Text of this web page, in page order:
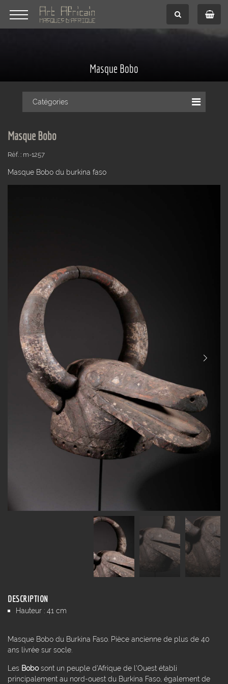
Masque Bobo
Catégories
Masque Bobo
Réf. : m-1257
Masque Bobo du burkina faso
DESCRIPTION
Hauteur : 41 cm
Masque Bobo du Burkina Faso. Pièce ancienne de plus de 40
ans livrée sur socle.
Les Bobosont un peuple d'Afrique de l'Ouest établi
principalement au nord-ouest du Burkina Faso, également de